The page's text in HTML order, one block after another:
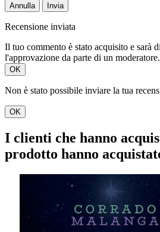
Annulla Invia
Recensione inviata
Il tuo commento è stato acquisito e sarà
l'approvazione da parte di un moderatore.
OK
Non è stato possibile inviare la tua
OK
I clienti che hanno
prodotto hanno